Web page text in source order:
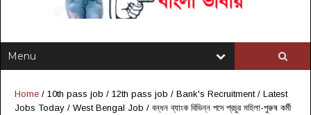
Home / 10th pass job / 12th pass job / Bank's Recruitment/ Latest
Jobs Today / West Bengal Job / বন্ধন ব্যাংক বিভিন্ন পদে প্রচুর মহিলা-পুরুষ কর্মী